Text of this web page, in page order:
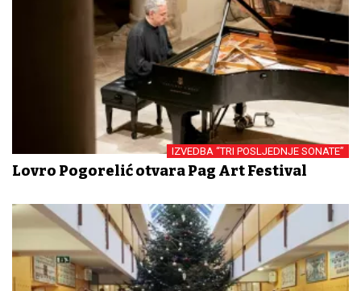
IZVEDBA “TRI POSLJEDNJE SONATE”
Lovro Pogorelić otvara Pag Art Festival